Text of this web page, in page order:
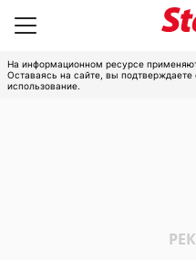
На информационном ресурсе
Оставаясь на сайте, вы подтверждаете
использование.